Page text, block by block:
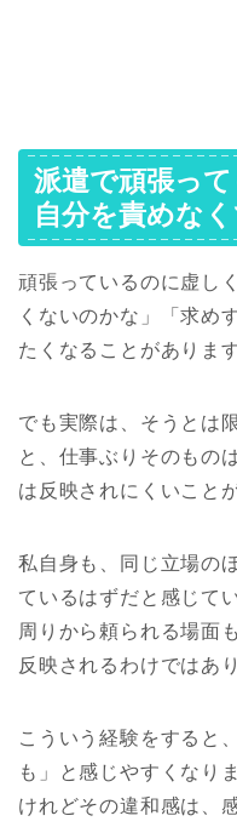
派遣で頑張って
自分を責めな
頑張っているのに虚し
くないのかな」「求め
たくなることがあります
でも実際は、そうとは
と、仕事ぶりそのもの
は反映されにくいこと
私自身も、同じ立場の
ているはずだと感じて
周りから頼られる場面
反映されるわけではあ
こういう経験をすると
も」と感じやすくなり
けれどその違和感は、